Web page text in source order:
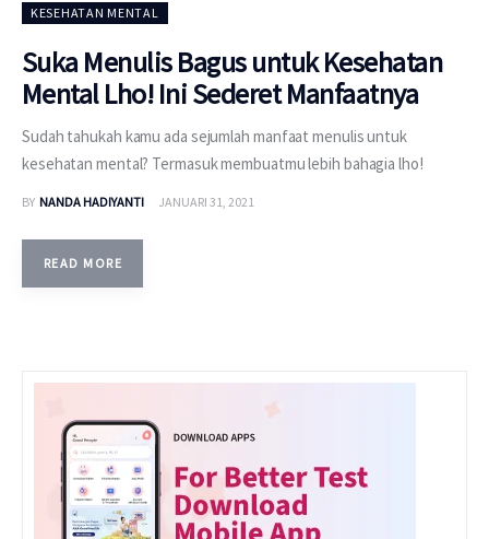
KESEHATAN MENTAL
Suka Menulis Bagus untuk Kesehatan
Mental Lho! Ini Sederet Manfaatnya
Sudah tahukah kamu ada sejumlah manfaat menulis untuk
kesehatan mental? Termasuk membuatmu lebih bahagia lho!
BY NANDA HADIYANTI JANUARI 31, 2021
READ MORE